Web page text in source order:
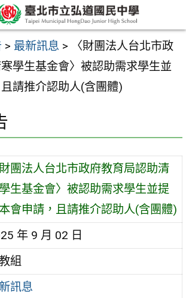
> 最新訊息 >
〈財團法人台北市政
學生基金會〉被認助需求學生並
請推介認助人(含團體)
財團法人台北市政府教育局認助清
生基金會〉被認助需求學生並提
會申請，且請推介認助人(含團體)
年 9 月 02 日
組
訊息